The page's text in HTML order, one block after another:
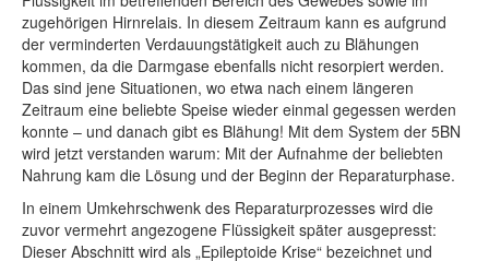
zugehörigen Hirnrelais. In diesem Zeitraum kann es aufgrund
der verminderten Verdauungstätigkeit auch zu Blähungen
kommen, da die Darmgase ebenfalls nicht resorpiert werden.
Das sind jene Situationen, wo etwa nach einem längeren
Zeitraum eine beliebte Speise wieder einmal gegessen werden
konnte – und danach gibt es Blähung! Mit dem System der 5BN
wird jetzt verstanden warum: Mit der Aufnahme der beliebten
Nahrung kam die Lösung und der Beginn der Reparaturphase.
In einem Umkehrschwenk des Reparaturprozesses wird die
zuvor vermehrt angezogene Flüssigkeit später ausgepresst:
Dieser Abschnitt wird als „Epileptoide Krise“ bezeichnet und